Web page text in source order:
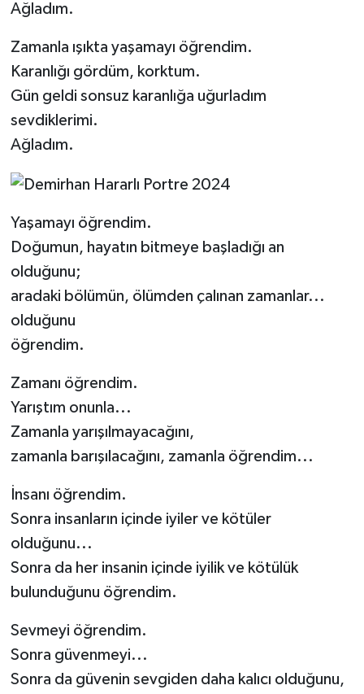
Ağladım.
Zamanla ışıkta yaşamayı öğrendim.
Karanlığı gördüm, korktum.
Gün geldi sonsuz karanlığa uğurladım
sevdiklerimi.
Ağladım.
Yaşamayı öğrendim.
Doğumun, hayatın bitmeye başladığı an
olduğunu;
aradaki bölümün, ölümden çalınan zamanlar...
olduğunu
öğrendim.
Zamanı öğrendim.
Yarıştım onunla...
Zamanla yarışılmayacağını,
zamanla barışılacağını, zamanla öğrendim...
İnsanı öğrendim.
Sonra insanların içinde iyiler ve kötüler
olduğunu...
Sonra da her insanin içinde iyilik ve kötülük
bulunduğunu öğrendim.
Sevmeyi öğrendim.
Sonra güvenmeyi...
Sonra da güvenin sevgiden daha kalıcı olduğunu,